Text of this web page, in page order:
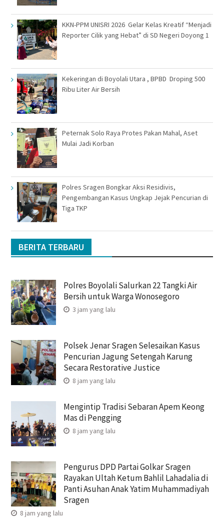
KKN-PPM UNISRI 2026 Gelar Kelas Kreatif “Menjadi
Reporter Cilik yang Hebat” di SD Negeri Doyong 1
Kekeringan di Boyolali Utara , BPBD Droping 500
Ribu Liter Air Bersih
Peternak Solo Raya Protes Pakan Mahal, Aset
Mulai Jadi Korban
Polres Sragen Bongkar Aksi Residivis,
Pengembangan Kasus Ungkap Jejak Pencurian di
Tiga TKP
BERITA TERBARU
Polres Boyolali Salurkan 22 Tangki Air
Bersih untuk Warga Wonosegoro
3 jam yang lalu
Polsek Jenar Sragen Selesaikan Kasus
Pencurian Jagung Setengah Karung
Secara Restorative Justice
8 jam yang lalu
Mengintip Tradisi Sebaran Apem Keong
Mas di Pengging
8 jam yang lalu
Pengurus DPD Partai Golkar Sragen
Rayakan Ultah Ketum Bahlil Lahadalia di
Panti Asuhan Anak Yatim Muhammadiyah
Sragen
8 jam yang lalu